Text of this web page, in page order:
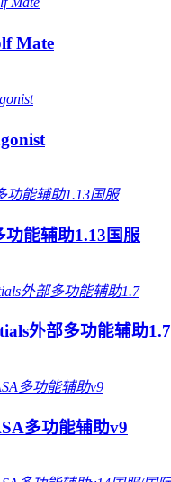
Mate
功能辅助1.13国服
外部多功能辅助1.7
多功能辅助v9